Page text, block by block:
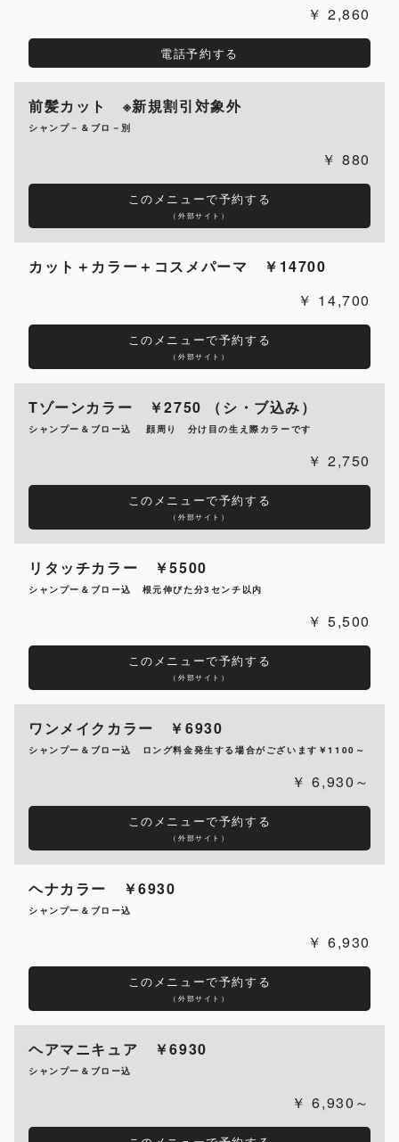
2,860
電話予約する
前髪カット ※新規割引対象外
シャンプ－＆ブロ－別
880
このメニューで予約する
（外部サイト）
カット＋カラー＋コスメパーマ ￥14700
14,700
このメニューで予約する
（外部サイト）
Tゾーンカラー ￥2750 （シ・ブ込み）
シャンプー＆ブロー込 顔周り 分け目の生え際カラーです
2,750
このメニューで予約する
（外部サイト）
リタッチカラー ￥5500
シャンプー＆ブロー込 根元伸びた分3センチ以内
5,500
このメニューで予約する
（外部サイト）
ワンメイクカラー ￥6930
シャンプー＆ブロー込 ロング料金発生する場合がございます￥1100～
6,930～
このメニューで予約する
（外部サイト）
ヘナカラー ￥6930
シャンプー＆ブロー込
6,930
このメニューで予約する
（外部サイト）
ヘアマニキュア ￥6930
シャンプー＆ブロー込
6,930～